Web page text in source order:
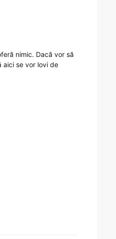
nimic. Dacă vor să
aici se vor lovi de